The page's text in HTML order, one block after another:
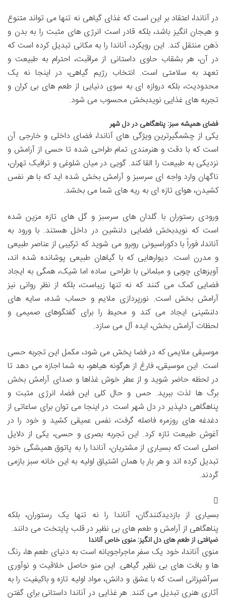
در آناندا، اعتقاد بر این است که غذای گیاهی نه تنها می تواند متنوع
و هیجان انگیز باشد، بلکه قادر است انرژی های مثبت را به بدن و
ذهن منتقل کند. این رویکرد، آناندا را به مکانی تبدیل کرده است که
در آن، هر بشقاب حاوی داستانی از مراقبت، احترام به طبیعت و
تعهد به سلامتی است. انتخاب رژیم گیاهی، در اینجا نه یک
محدودیت، بلکه دروازه ای به سوی دنیایی از طعم های بی کران و
تجربه های غذایی نویدبخش محسوب می شود.
فضای همیشه سبز: پناهگاهی در دل شهر
یکی از چشمگیرترین ویژگی های آناندا، فضای داخلی و خارجی آن
است که با دقت و هنرمندی تمام طراحی شده تا حسی از آرامش و
نزدیکی به طبیعت را القا کند. گویی در میان شلوغی و ترافیک تهران،
ناگهان وارد واجه ای سرسبز و آرامش بخش شده اید که با هر نفس
کشیدن، هوای تازه ای به ریه های شما می بخشد.
ورودی رستوران با گلدان های سرسبز و گل های تازه مزین شده
است که نویدبخش فضایی دلنشین در داخل هستند. با ورود به
آناندا، فوراً با دکوراسیونی روبرو می شوید که ترکیبی از عناصر طبیعی
و مدرن است. دیوارهایی که با گیاهان طبیعی پوشانده شده اند،
آویزهای چوبی و مبلمانی با طراحی ساده اما شیک، همگی به ایجاد
فضایی کمک می کنند که نه تنها زیباست، بلکه از نظر روانی نیز
آرامش بخش است. نورپردازی ملایم و حساب شده، سایه های
دلنشینی ایجاد می کند و محیط را برای گفتگوهای صمیمی و
لحظات آرامش بخش، ایده آل می سازد.
موسیقی ملایمی که در فضا پخش می شود، مکمل این تجربه حسی
است. این موسیقی، فارغ از هرگونه هیاهو، به شما اجازه می دهد تا
در لحظه حاضر شوید و از عطر خوش غذاها و صدای آرامش بخش
برگ ها لذت ببرید. حس و حال کلی این فضا، انرژی مثبت و
پناهگاهی دلپذیر در دل شهر است. در اینجا می توان برای ساعاتی از
دغدغه های روزمره فاصله گرفت، نفس عمیقی کشید و خود را در
آغوش طبیعت تازه کرد. این تجربه بصری و حسی، یکی از دلایل
اصلی است که بسیاری از مشتریان، آناندا را به پاتوق همیشگی خود
تبدیل کرده اند و هر بار با همان اشتیاق اولیه به این خانه سبز بازمی
گردند.
بسیاری از بازدیدکنندگان، آناندا را نه تنها یک رستوران، بلکه
پناهگاهی از آرامش و طعم های بی نظیر در قلب پایتخت می دانند.
ضیافتی از طعم های دل انگیز: منوی خاص آناندا
منوی آناندا، خود یک سفر ماجراجویانه است به دنیای طعم ها، رنگ
ها و بافت های بی نظیر گیاهی. این منو حاصل خلاقیت و نوآوری
سرآشپزانی است که با عشق و دانش، مواد اولیه تازه و باکیفیت را به
آثاری هنری تبدیل می کنند. هر غذایی در آناندا داستانی برای گفتن